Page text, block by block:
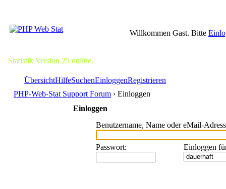
Willkommen Gast. Bitte
Statistik Version 25 online.
ÜbersichtHilfeSuchenEinloggenRegistrieren
PHP-Web-Stat Support Forum › Einloggen
Einloggen
Benutzername, Name oder eMail-
Passwort: Einloggen